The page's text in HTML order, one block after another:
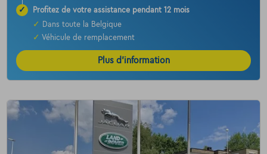
✓
Profitez de votre assistance pendant 12 mois
✓
Dans toute la Belgique
✓ Véhicule de remplacement
Plus d’information